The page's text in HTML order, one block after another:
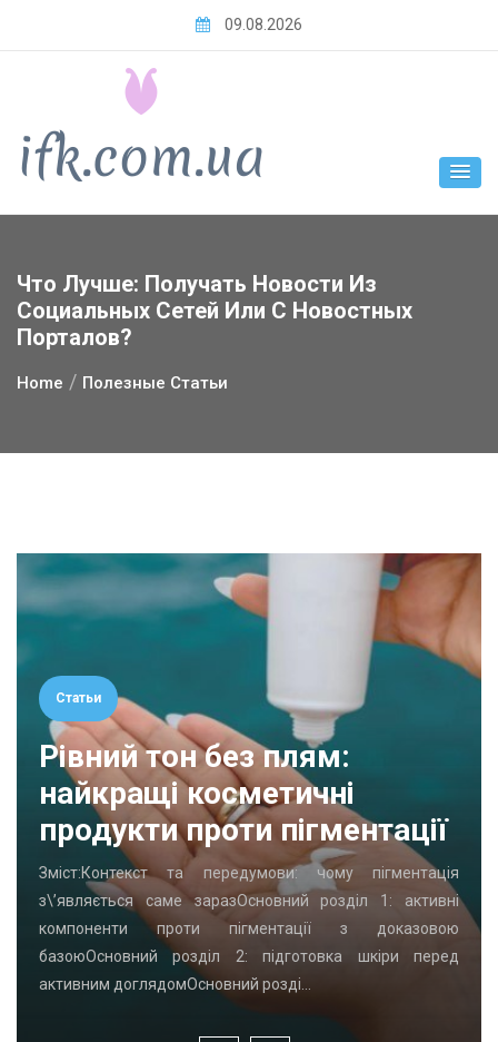
09.08.2026
Что Лучше: Получать Новости Из
Социальных Сетей Или С Новостных
Порталов?
Home Полезные Статьи
Статьи
Рівний тон без плям:
найкращі косметичні
продукти проти пігментації
Зміст:Контекст та передумови: чому пігментація
з\’являється саме заразОсновний розділ 1: активні
компоненти проти пігментації з доказовою
базоюОсновний розділ 2: підготовка шкіри перед
активним доглядомОсновний розді…